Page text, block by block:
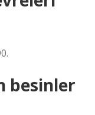
besinler